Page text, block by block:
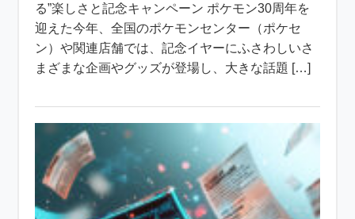
る”楽しさと記念キャンペーン ポケモン30周年を
迎えた今年、全国のポケモンセンター（ポケセ
ン）や関連店舗では、記念イヤーにふさわしいさ
まざまな企画やグッズが登場し、大きな話題 […]